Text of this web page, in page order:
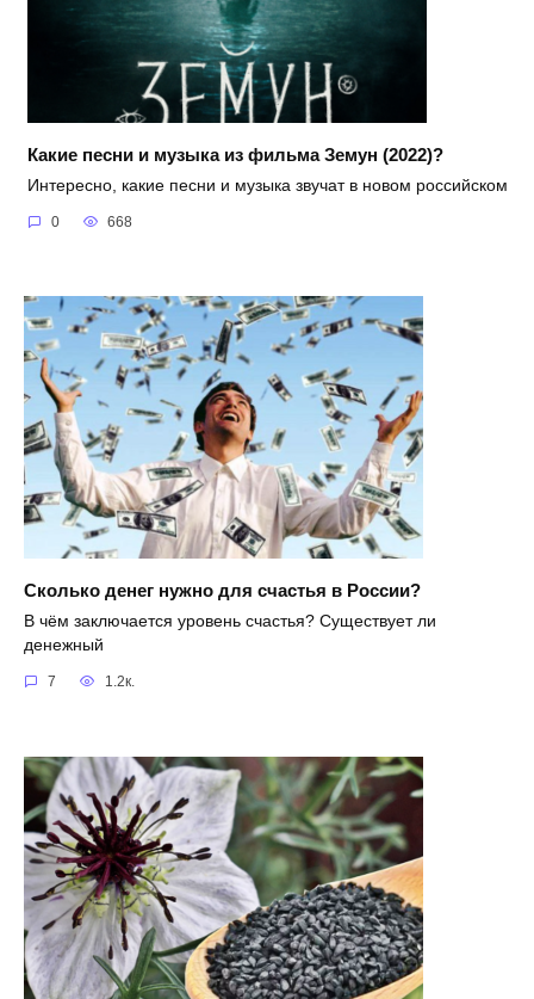
Какие песни и музыка из фильма Земун (2022)?
Интересно, какие песни и музыка звучат в новом российском
0 668
Сколько денег нужно для счастья в России?
В чём заключается уровень счастья? Существует ли
денежный
7 1.2к.